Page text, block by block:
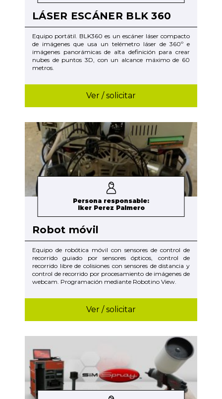
LÁSER ESCÁNER BLK 360
Equipo portátil. BLK360 es un escáner láser compacto
de imágenes que usa un telémetro láser de 360º e
imágenes panorámicas de alta definición para crear
nubes de puntos 3D, con un alcance máximo de 60
metros.
Ver / solicitar
Persona responsable:
Iker Perez Palmero
Robot móvil
Equipo de robótica móvil con sensores de control de
recorrido guiado por sensores ópticos, control de
recorrido libre de colisiones con sensores de distancia y
control de recorrido por procesamiento de imágenes de
webcam. Programación mediante Robotino View.
Ver / solicitar